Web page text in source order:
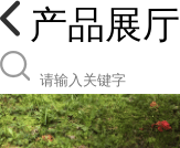
产品展厅